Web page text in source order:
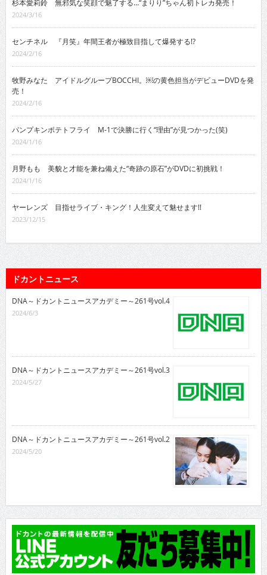
杉本愛莉鈴 無邪気な笑顔で魅了する…“まりり”ちゃん初トレカ発売！
2024/3/16
センチネル 『月笑』年間王者が極致目指して爆発する!?
2024/2/16
牧野みなた アイドルグループBOCCHI。￼の黄色担当がデビューDVDを発
売！
2024/2/16
パンプキンポテトフライ M-1で決勝に行く“理由”が見つかった(笑)
2024/1/16
月野もも 美貌と才能を兼ね備えた“奇跡の原石”がDVDに初挑戦！
2024/1/16
ヤーレンズ 目指せライブ・キング！人生変えて魅せます!!
2023/12/15
ドカントニュース
DNA～ドカントニュースアカデミー～261号vol.4
2024/6/3
DNA～ドカントニュースアカデミー～261号vol.3
2024/5/27
DNA～ドカントニュースアカデミー～261号vol.2
2024/5/20